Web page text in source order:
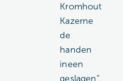
Kromhout
Kazerne
de
handen
ineen
geslagen”,